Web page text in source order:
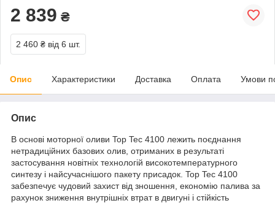
2 839 ₴
2 460 ₴ від 6 шт.
Опис Характеристики Доставка Оплата Умови
Опис
В основі моторної оливи Top Tec 4100 лежить поєднання
нетрадиційних базових олив, отриманих в результаті
застосування новітніх технологій високотемпературного
синтезу і найсучаснішого пакету присадок. Top Tec 4100
забезпечує чудовий захист від зношення, економію палива за
рахунок зниження внутрішніх втрат в двигуні і стійкість